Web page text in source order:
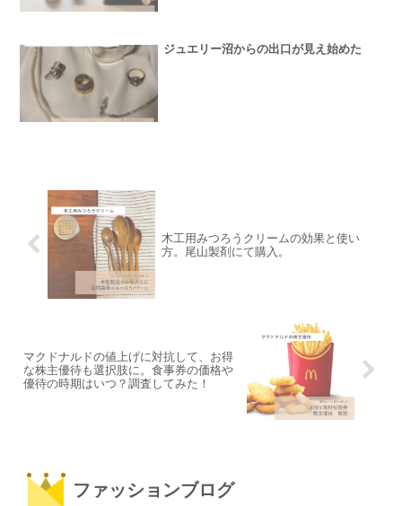
ジュエリー沼からの出口が見え始めた
木工用みつろうクリームの効果と使い
方。尾山製剤にて購入。
マクドナルドの値上げに対抗して、お得
な株主優待も選択肢に。食事券の価格や
優待の時期はいつ？調査してみた！
ファッションブログ